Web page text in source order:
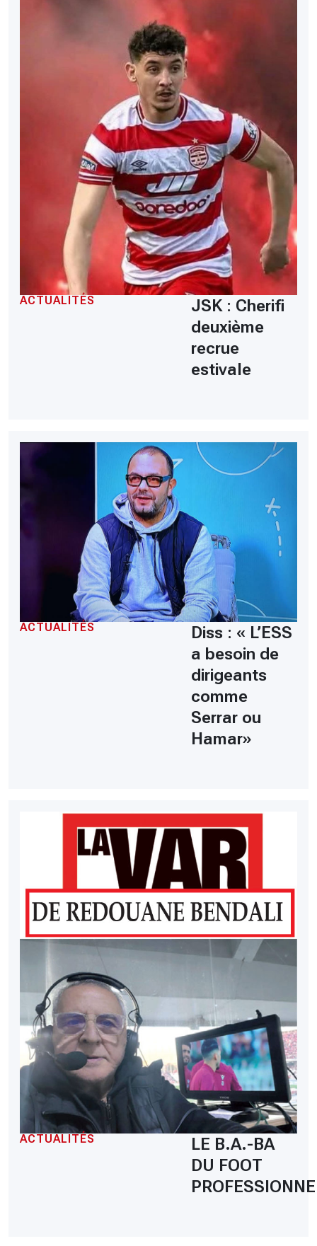
ACTUALITÉS
JSK : Cherifi
deuxième
recrue
estivale
ACTUALITÉS
Diss : « L’ESS
a besoin de
dirigeants
comme
Serrar ou
Hamar»
ACTUALITÉS
LE B.A.-BA
DU FOOT